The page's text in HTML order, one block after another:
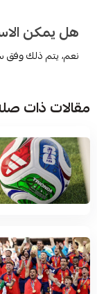
هل يمكن
نعم، يتم ذلك وفق
مقالات ذات